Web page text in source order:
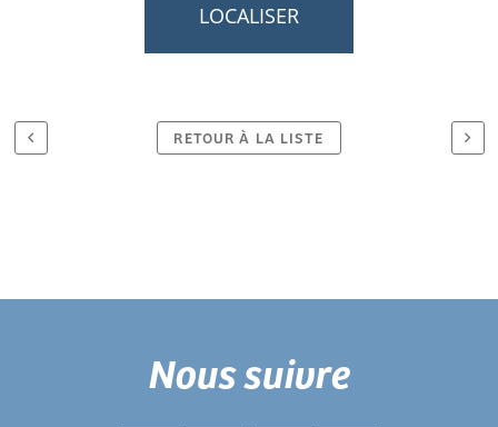
LOCALISER
RETOUR À LA LISTE
Nous suivre